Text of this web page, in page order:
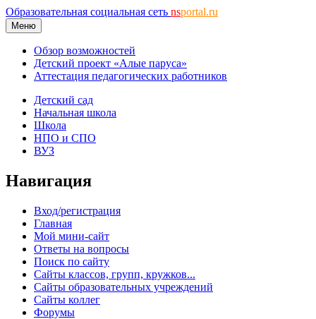
Образовательная социальная сеть nsportal.ru
Меню
Обзор возможностей
Детский проект «Алые паруса»
Аттестация педагогических работников
Детский сад
Начальная школа
Школа
НПО и СПО
ВУЗ
Навигация
Вход/регистрация
Главная
Мой мини-сайт
Ответы на вопросы
Поиск по сайту
Сайты классов, групп, кружков...
Сайты образовательных учреждений
Сайты коллег
Форумы